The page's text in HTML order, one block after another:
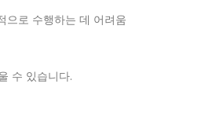
으로 수행하는 데 어려움
수 있습니다.